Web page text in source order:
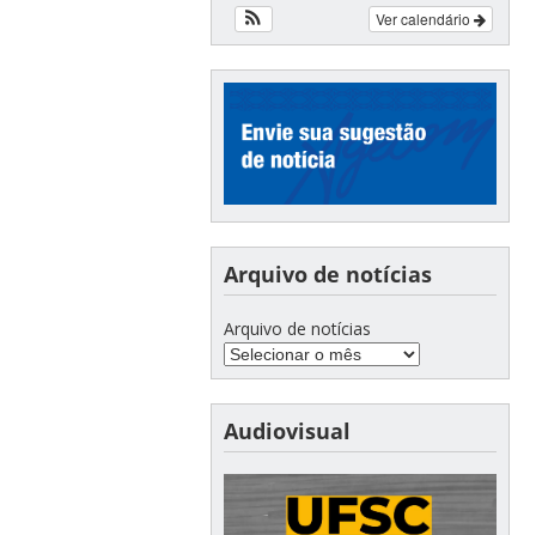
Ver calendário
Arquivo de notícias
Arquivo de notícias
Audiovisual